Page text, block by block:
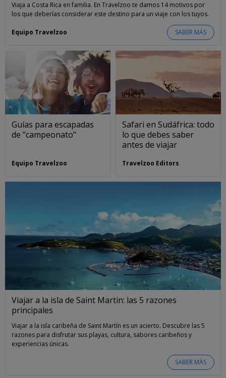
Viaja a Costa Rica en familia. En Travelzoo te damos 14 motivos por
los que deberías considerar este destino para un viaje con los tuyos.
SABER MÁS
Equipo Travelzoo
Guías para escapadas
de "campeonato"
Equipo Travelzoo
Safari en Sudáfrica: todo
lo que debes saber
antes de viajar
Travelzoo Editors
Viajar a la isla de Saint Martin: las 5 razones
principales
Viajar a la isla caribeña de Saint Martín es un acierto. Descubre las 5
razones para disfrutar sus playas, cultura, sabores caribeños y
experiencias únicas.
SABER MÁS